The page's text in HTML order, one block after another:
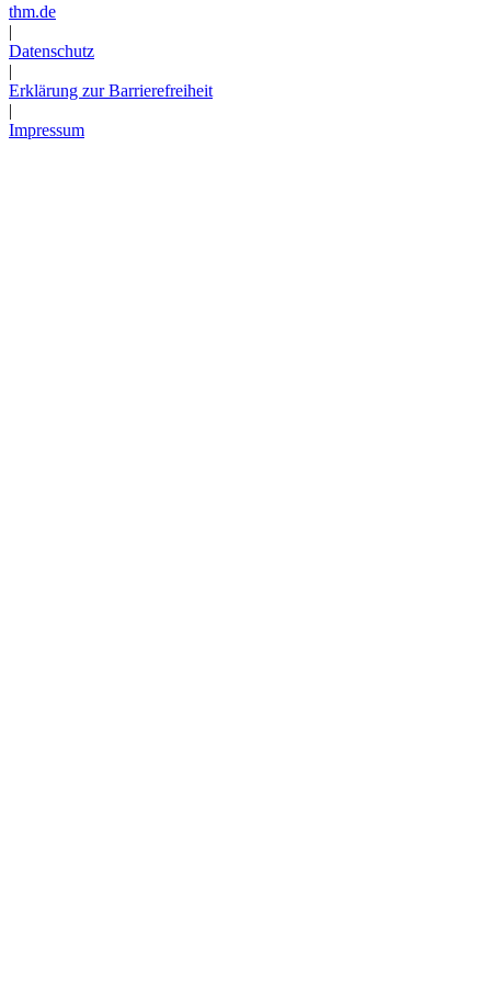
thm.de
|
Datenschutz
|
Erklärung zur Barrierefreiheit
|
Impressum